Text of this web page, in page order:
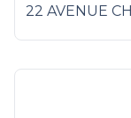
22 AVENUE